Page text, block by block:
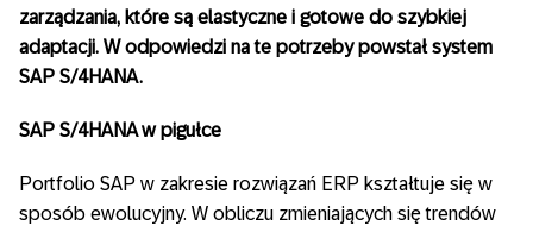
zarządzania, które są elastyczne i gotowe do szybkiej
adaptacji. W odpowiedzi na te potrzeby powstał system
SAP S/4HANA.
SAP S/4HANA w pigułce
Portfolio SAP w zakresie rozwiązań ERP kształtuje się w
sposób ewolucyjny. W obliczu zmieniających się trendów